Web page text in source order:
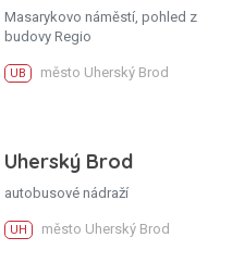
Masarykovo náměstí, pohled z
budovy Regio
UB město Uherský Brod
Uherský Brod
autobusové nádraží
UH město Uherský Brod